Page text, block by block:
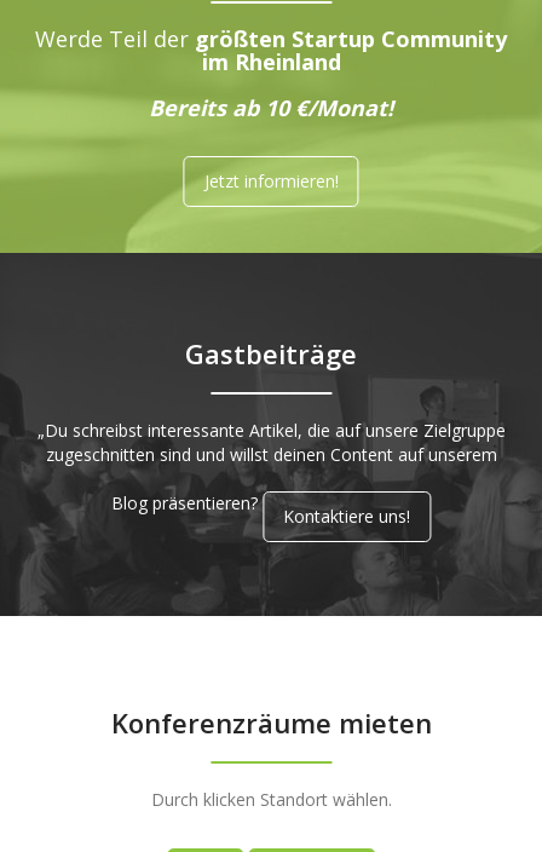
Werde Teil der größten Startup Community
im Rheinland
Bereits ab 10 €/Monat!
Jetzt informieren!
Gastbeiträge
„Du schreibst interessante Artikel, die auf unsere Zielgruppe
zugeschnitten sind und willst deinen Content auf unserem
Blog präsentieren?
Kontaktiere uns!
Konferenzräume mieten
Durch klicken Standort wählen.